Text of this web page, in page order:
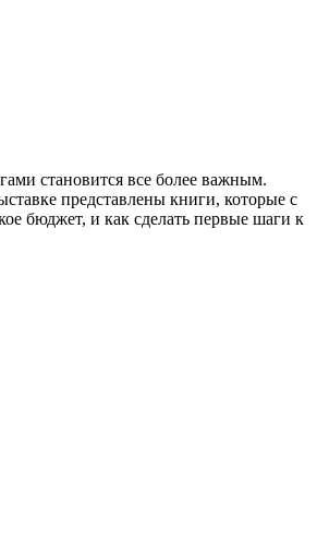
становится все более важным.
представлены книги, которые с
бюджет, и как сделать первые шаги к